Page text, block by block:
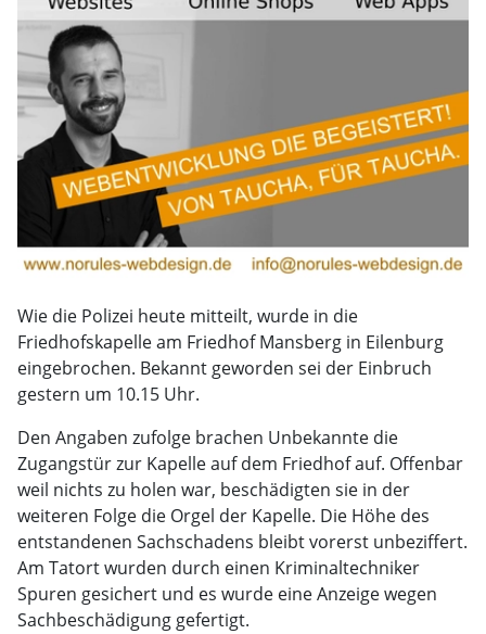
Wie die Polizei heute mitteilt, wurde in die
Friedhofskapelle am Friedhof Mansberg in Eilenburg
eingebrochen. Bekannt geworden sei der Einbruch
gestern um 10.15 Uhr.
Den Angaben zufolge brachen Unbekannte die
Zugangstür zur Kapelle auf dem Friedhof auf. Offenbar
weil nichts zu holen war, beschädigten sie in der
weiteren Folge die Orgel der Kapelle. Die Höhe des
entstandenen Sachschadens bleibt vorerst unbeziffert.
Am Tatort wurden durch einen Kriminaltechniker
Spuren gesichert und es wurde eine Anzeige wegen
Sachbeschädigung gefertigt.